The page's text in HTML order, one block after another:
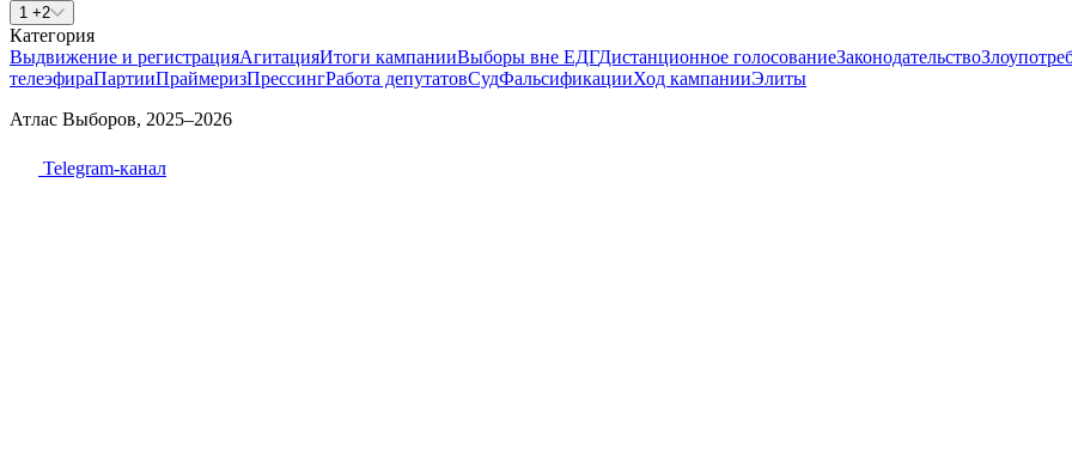
1 +2
Категория
Выдвижение и регистрацияАгитацияИтоги кампанииВыборы вне ЕДГДистанционное голосованиеЗаконодательство
телеэфираПартииПраймеризПрессингРабота депутатовСудФальсификацииХод кампанииЭлиты
Атлас Выборов, 2025–2026
Telegram-канал